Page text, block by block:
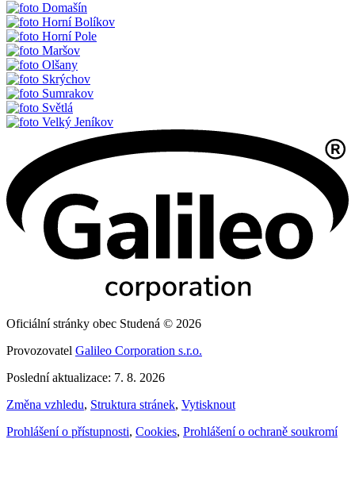
Domašín
Horní Bolíkov
Horní Pole
Maršov
Olšany
Skrýchov
Sumrakov
Světlá
Velký Jeníkov
Oficiální stránky obec Studená © 2026
Provozovatel Galileo Corporation s.r.o.
Poslední aktualizace: 7. 8. 2026
Změna vzhledu, Struktura stránek, Vytisknout
Prohlášení o přístupnosti, Cookies, Prohlášení o ochraně soukromí